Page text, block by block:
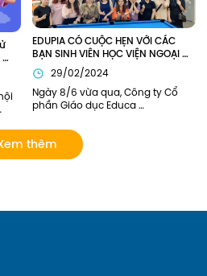
EDUPIA CÓ CUỘC HẸN VỚI CÁC
BẠN SINH VIÊN HỌC VIỆN NGOẠI
GIAO (DAV)
29/02/2024
Ngày 8/6 vừa qua, Công ty Cổ
phần Giáo dục Educa
Giao đã có buổi gặp mặt tham
quan doanh nghiệp. Đại diện
phía nhà trường có Chị Lý Thị Hải
Edupia nhìn lại những khoảnh
thêm